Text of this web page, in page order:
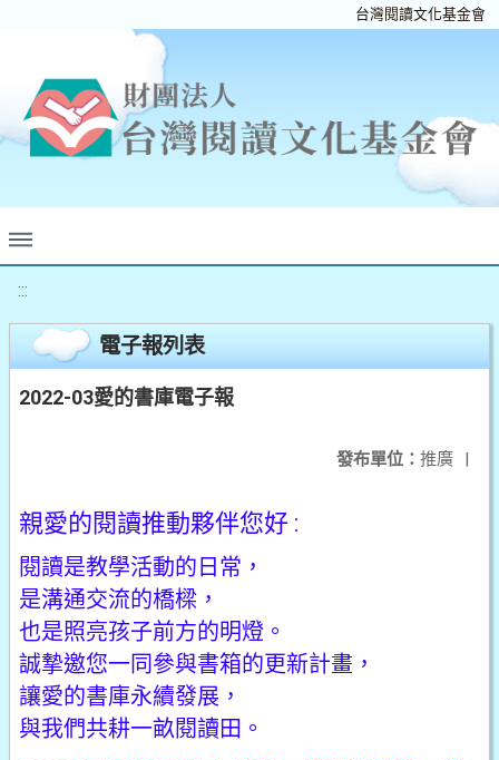
台灣閱讀文化基金會
:::
電子報列表
2022-03愛的書庫電子報
發布單位： 推廣 |
親愛的閱讀推動夥伴您好 :
閱讀是教學活動的日常，
是溝通交流的橋樑，
也是照亮孩子前方的明燈。
誠摯邀您一同參與書箱的更新計畫，
讓愛的書庫永續發展，
與我們共耕一畝閱讀田。